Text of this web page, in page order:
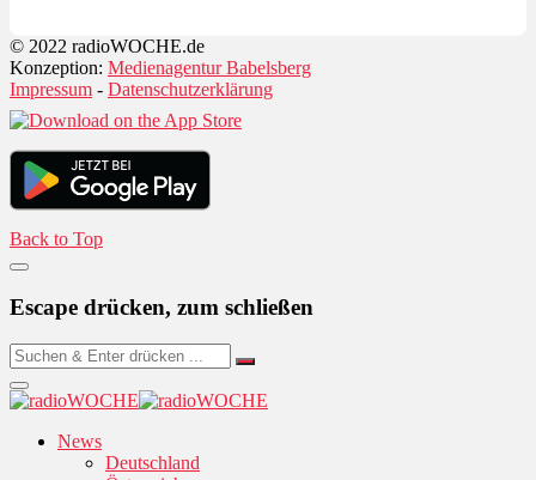
© 2022 radioWOCHE.de
Konzeption: Medienagentur Babelsberg
Impressum - Datenschutzerklärung
Back to Top
Escape drücken, zum schließen
News
Deutschland